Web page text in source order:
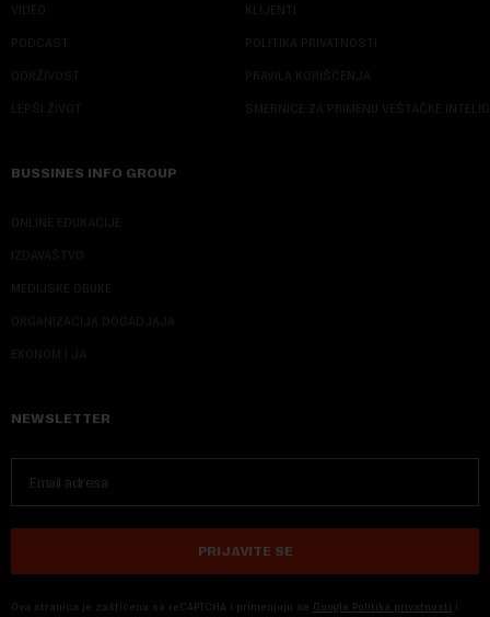
VIDEO
PODCAST
ODRŽIVOST
LEPŠI ŽIVOT
KLIJENTI
POLITIKA PRIVATNOSTI
PRAVILA KORIŠĆENJA
SMERNICE ZA PRIMENU VEŠTAČKE
BUSSINES INFO GROUP
ONLINE EDUKACIJE
IZDAVAŠTVO
MEDIJSKE OBUKE
ORGANIZACIJA DOGADJAJA
EKONOM I JA
NEWSLETTER
PRIJAVITE SE
Ova stranica je zaštićena sa reCAPTCHA i primenjuju se Google Politika privatnosti i